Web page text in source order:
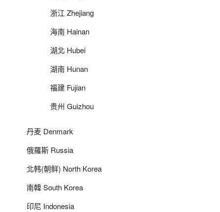
浙江 Zhejiang
海南 Hainan
湖北 Hubei
湖南 Hunan
福建 Fujian
贵州 Guizhou
丹麦 Denmark
俄羅斯 Russia
北韩(朝鲜) North Korea
南韓 South Korea
印尼 Indonesia